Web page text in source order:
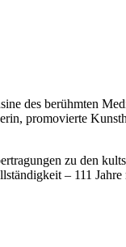
des berühmten
promovierte
zu den
– 111 Jahre